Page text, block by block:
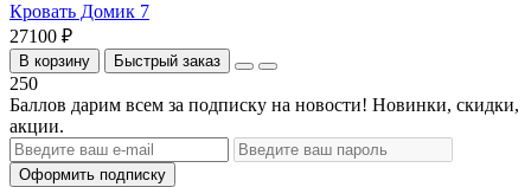
Кровать Домик 7
27100 ₽
В корзину Быстрый заказ
250
Баллов дарим всем за подписку на новости! Новинки, скидки,
акции.
Оформить подписку